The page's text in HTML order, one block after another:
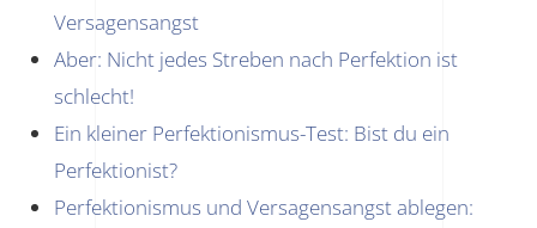
Versagensangst
Aber: Nicht jedes Streben nach Perfektion ist
schlecht!
Ein kleiner Perfektionismus-Test: Bist du ein
Perfektionist?
Perfektionismus und Versagensangst ablegen: